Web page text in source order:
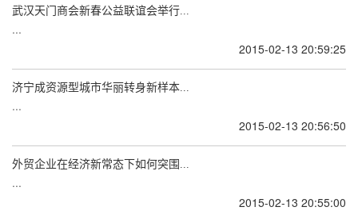
武汉天门商会新春公益联谊会举行...
...
2015-02-13 20:59:25
济宁成资源型城市华丽转身新样本...
...
2015-02-13 20:56:50
外贸企业在经济新常态下如何突围...
...
2015-02-13 20:55:00